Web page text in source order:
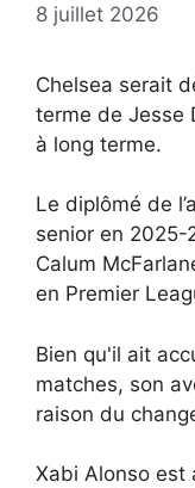
8 juillet 2026
Chelsea serait
terme de Jesse
à long terme.
Le diplômé de
senior en 2025-
Calum
en Premier
Bien qu'il ait
matches, son
raison du
Xabi Alonso est